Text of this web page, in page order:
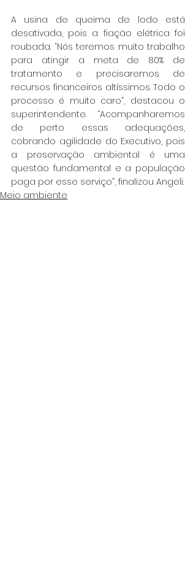
A usina de queima de lodo está
desativada, pois a fiação elétrica foi
roubada. “Nós teremos muito trabalho
para atingir a meta de 80% de
tratamento e precisaremos de
recursos financeiros altíssimos. Todo o
processo é muito caro”, destacou o
superintendente. “Acompanharemos
de perto essas adequações,
cobrando agilidade do Executivo, pois
a preservação ambiental é uma
questão fundamental e a população
paga por esse serviço”, finalizou Angeli.
Meio ambiente